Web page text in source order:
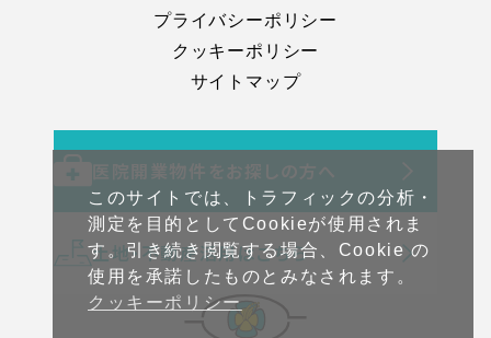
プライバシーポリシー
クッキーポリシー
サイトマップ
土地・不動産活用はこちら
このサイトでは、トラフィックの分析・
測定を目的としてCookieが使用されま
す。引き続き閲覧する場合、Cookie の
使用を承諾したものとみなされます。
クッキーポリシー